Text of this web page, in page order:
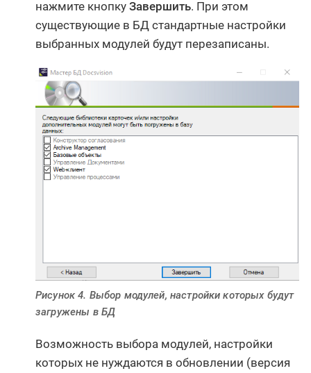
нажмите кнопку Завершить. При этом
существующие в БД стандартные настройки
выбранных модулей будут перезаписаны.
Рисунок 4. Выбор модулей, настройки которых будут
загружены в БД
Возможность выбора модулей, настройки
которых не нуждаются в обновлении (версия